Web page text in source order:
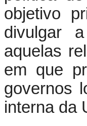
objetivo
divulgar
aquelas
em que
governos
interna da